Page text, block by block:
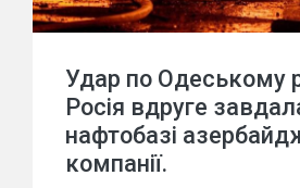
Удар по Одеському
Росія вдруге
нафтобазі
компанії.